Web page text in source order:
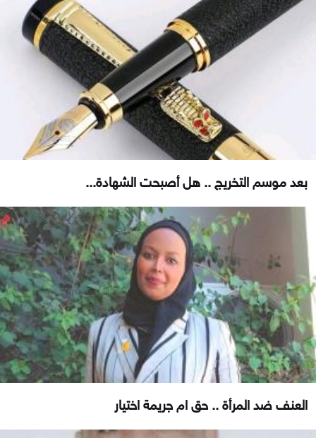
بعد موسم التخريج .. هل أصبحت الشهادة...
العنف ضد المرأة .. حق ام جريمة اختيار